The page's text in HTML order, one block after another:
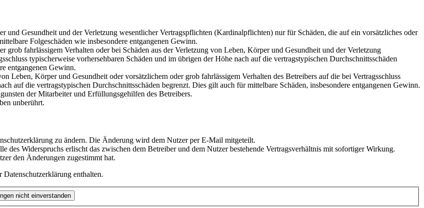
und Gesundheit und der Verletzung wesentlicher Vertragspflichten (Kardinalpflichten) nur für Schäden, die auf ein vorsätzliches oder
Folgeschäden wie insbesondere entgangenen Gewinn.
grob fahrlässigem Verhalten oder bei Schäden aus der Verletzung von Leben, Körper und Gesundheit und der Verletzung
typischerweise vorhersehbaren Schäden und im übrigen der Höhe nach auf die vertragstypischen Durchschnittsschäden
entgangenen Gewinn.
Leben, Körper und Gesundheit oder vorsätzlichem oder grob fahrlässigem Verhalten des Betreibers auf die bei Vertragsschluss
auf die vertragstypischen Durchschnittsschäden begrenzt. Dies gilt auch für mittelbare Schäden, insbesondere entgangenen Gewinn.
der Mitarbeiter und Erfüllungsgehilfen des Betreibers.
unberührt.
zu ändern. Die Änderung wird dem Nutzer per E-Mail mitgeteilt.
des Widerspruchs erlischt das zwischen dem Betreiber und dem Nutzer bestehende Vertragsverhältnis mit sofortiger Wirkung.
den Änderungen zugestimmt hat.
enthalten.